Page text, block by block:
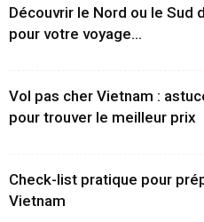
Découvrir le Nord ou le Sud
pour votre voyage...
Vol pas cher Vietnam :
pour trouver le meilleur prix
Check-list pratique pour
Vietnam